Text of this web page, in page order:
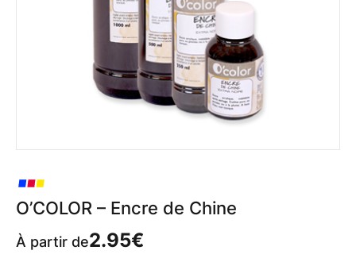
O’COLOR – Encre de Chine
À partir de2.95€